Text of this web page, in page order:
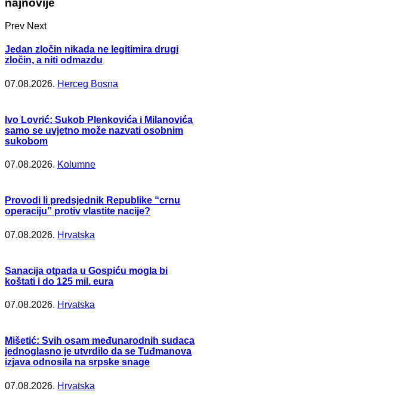
najnovije
Prev Next
Jedan zločin nikada ne legitimira drugi
zločin, a niti odmazdu
07.08.2026. Herceg Bosna
Ivo Lovrić: Sukob Plenkovića i Milanovića
samo se uvjetno može nazvati osobnim
sukobom
07.08.2026. Kolumne
Provodi li predsjednik Republike “crnu
operaciju” protiv vlastite nacije?
07.08.2026. Hrvatska
Sanacija otpada u Gospiću mogla bi
koštati i do 125 mil. eura
07.08.2026. Hrvatska
Mišetić: Svih osam međunarodnih sudaca
jednoglasno je utvrdilo da se Tuđmanova
izjava odnosila na srpske snage
07.08.2026. Hrvatska